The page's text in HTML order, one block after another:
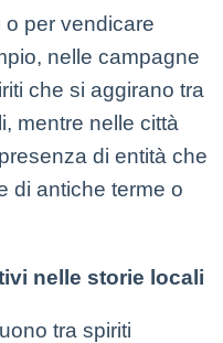
o per vendicare
nelle campagne
che si aggirano tra
mentre nelle città
di entità che
di antiche terme o
nelle storie locali
tra spiriti